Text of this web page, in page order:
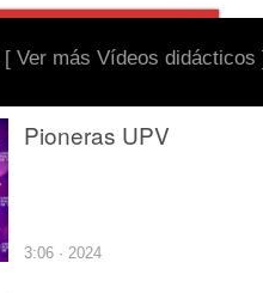
[ Ver más Vídeos didácticos
Pioneras UPV
3:06 · 2024